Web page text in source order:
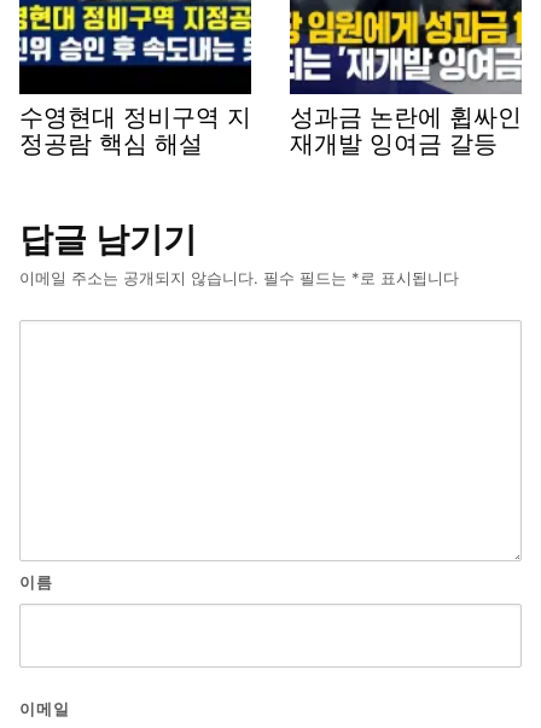
수영현대 정비구역 지
정공람 핵심 해설
성과금 논란에 휩싸인
재개발 잉여금 갈등
답글 남기기
이메일 주소는 공개되지 않습니다. 필수 필드는 *로 표시됩니다
이름
이메일